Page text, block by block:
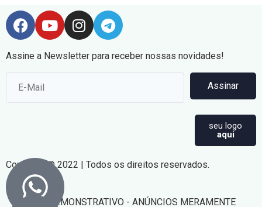
Assine a Newsletter para receber nossas novidades!
Assinar
seu logo
aqui
Copyright © 2022 | Todos os direitos reservados.
SITE DEMONSTRATIVO - ANÚNCIOS MERAMENTE